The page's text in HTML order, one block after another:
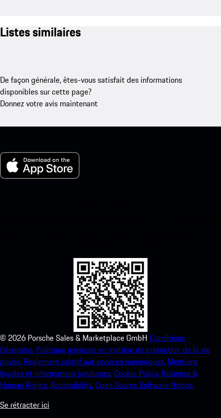
Listes similaires
De façon générale, êtes-vous satisfait des informations
disponibles sur cette page?
Donnez votre avis maintenant
© 2026 Porsche Sales & Marketplace GmbH Conditions
Générales. Politique générale en matière de protection de la vie
privée. Règlement relatif aux services numériques. Mentions
légales et informations juridiques.Cookie Policy. Business &
Human Rights.Accessibility.Open Source Software Notice.
Se rétracter ici